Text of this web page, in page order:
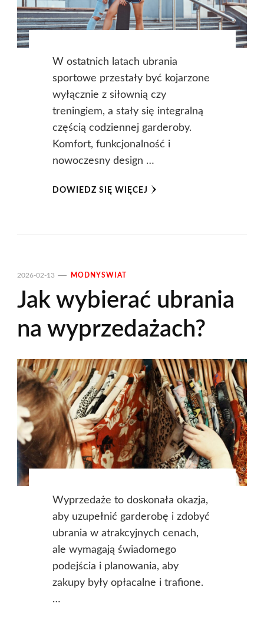
W ostatnich latach ubrania
sportowe przestały być kojarzone
wyłącznie z siłownią czy
treningiem, a stały się integralną
częścią codziennej garderoby.
Komfort, funkcjonalność i
nowoczesny design …
DOWIEDZ SIĘ WIĘCEJ
2026-02-13 MODNYSWIAT
Jak wybierać ubrania
na wyprzedażach?
Wyprzedaże to doskonała okazja,
aby uzupełnić garderobę i zdobyć
ubrania w atrakcyjnych cenach,
ale wymagają świadomego
podejścia i planowania, aby
zakupy były opłacalne i trafione.
…